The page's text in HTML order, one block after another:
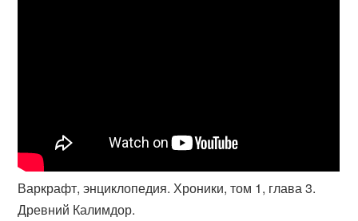
Варкрафт, энциклопедия. Хроники, том 1, глава 3.
Древний Калимдор.